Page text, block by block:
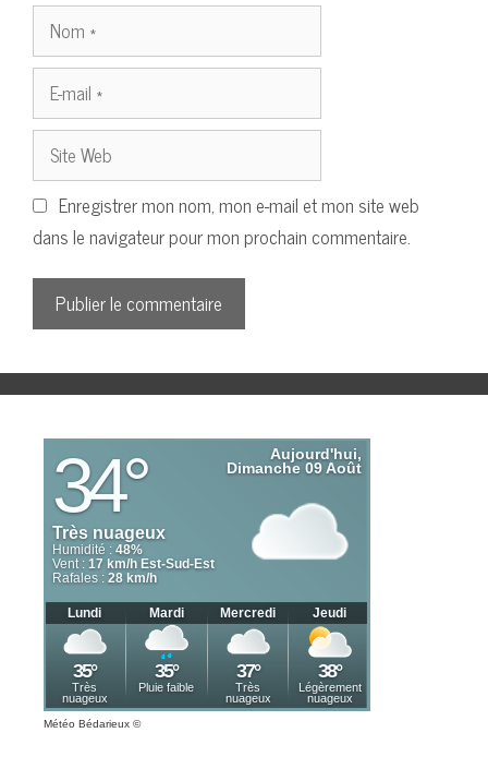
Nom
mail
Site
Web
Enregistrer mon nom, mon e-mail et mon site web
dans le navigateur pour mon prochain commentaire.
Météo Bédarieux ©